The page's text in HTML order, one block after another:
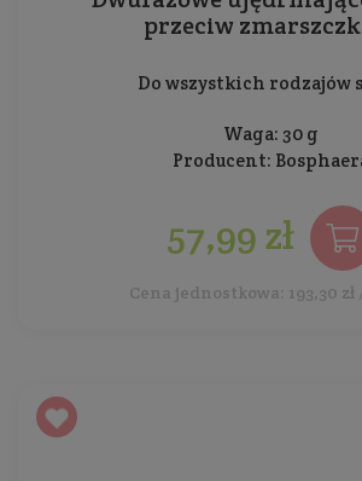
przeciw
Do wszystkich rodzajów
Waga: 30 g
Producent:
57,99 zł
Cena jednostkowa: 193,30 zł